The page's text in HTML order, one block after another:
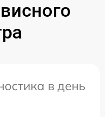
в день